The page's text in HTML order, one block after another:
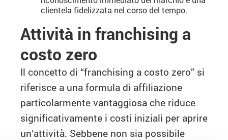
clientela fidelizzata nel corso del tempo.
Attività in franchising a
costo zero
Il concetto di “franchising a costo zero” si
riferisce a una formula di affiliazione
particolarmente vantaggiosa che riduce
significativamente i costi iniziali per aprire
un’attività. Sebbene non sia possibile